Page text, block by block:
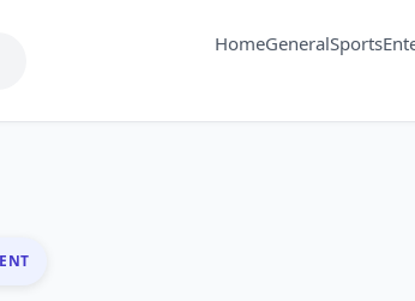
HomeGeneralSports